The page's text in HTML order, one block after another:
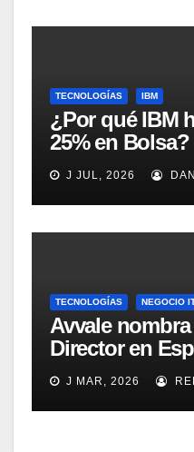
TECNOLOGÍAS IBM
¿Por qué IBM
25% en Bolsa?
J JUL, 2026
TECNOLOGÍAS NEGOCIO
Avvale
Director en
J MAR, 2026